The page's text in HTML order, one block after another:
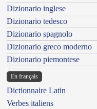
Dizionario inglese
Dizionario tedesco
Dizionario spagnolo
Dizionario greco moderno
Dizionario piemontese
En français
Dictionnaire Latin
Verbes italiens